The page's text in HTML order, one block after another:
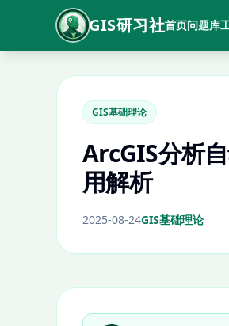
GIS研习社首页问题库
GIS基础理论
ArcGIS分析
用解析
2025-08-24GIS基础理论